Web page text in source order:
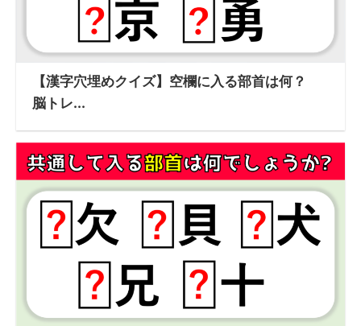
【漢字穴埋めクイズ】空欄に入る部首は何？
脳トレ...